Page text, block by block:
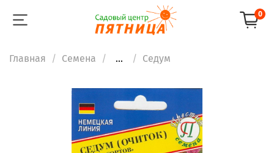
0
Главная Семена ... Седум